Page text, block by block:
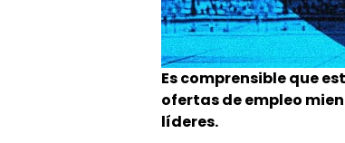
Es comprensible que
ofertas de empleo
líderes.